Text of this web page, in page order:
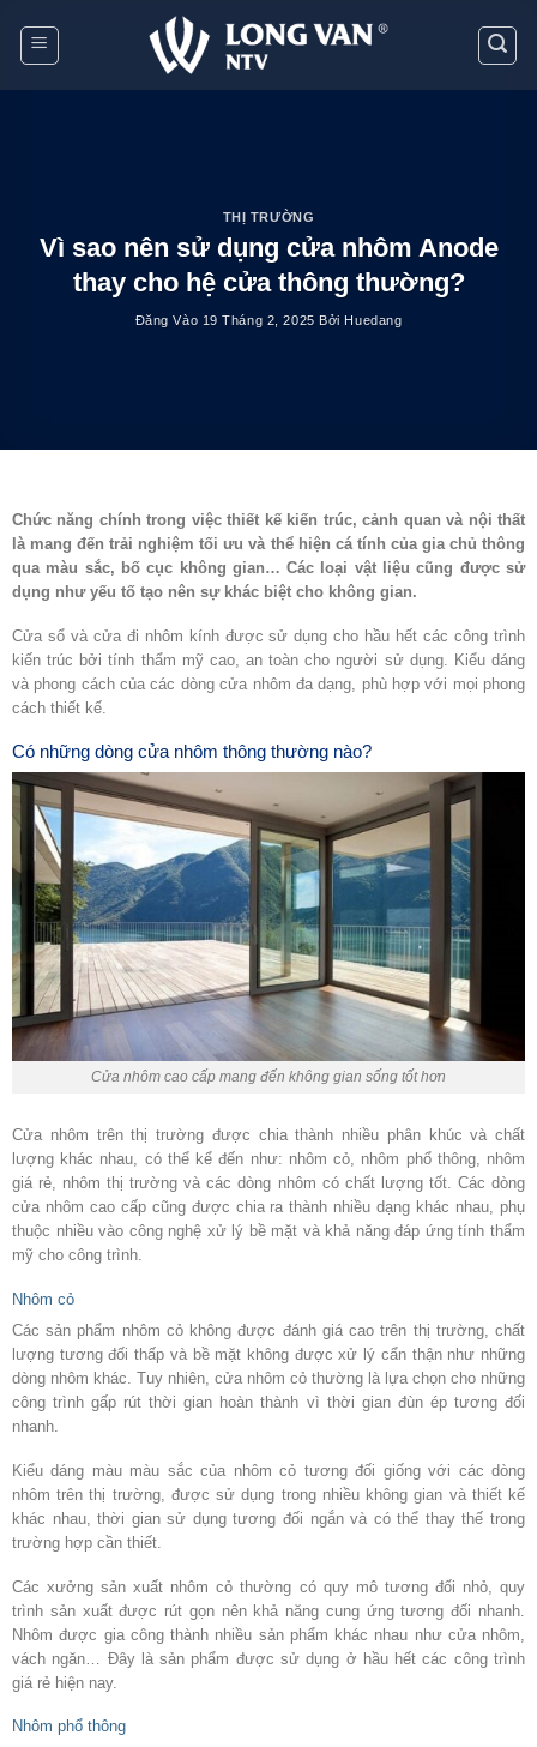
THỊ TRƯỜNG
Vì sao nên sử dụng cửa nhôm Anode
thay cho hệ cửa thông thường?
Đăng Vào 19 Tháng 2, 2025 Bởi Huedang
Chức năng chính trong việc thiết kế kiến trúc, cảnh quan và nội thất
là mang đến trải nghiệm tối ưu và thể hiện cá tính của gia chủ thông
qua màu sắc, bố cục không gian… Các loại vật liệu cũng được sử
dụng như yếu tố tạo nên sự khác biệt cho không gian.
Cửa sổ và cửa đi nhôm kính được sử dụng cho hầu hết các công trình
kiến trúc bởi tính thẩm mỹ cao, an toàn cho người sử dụng. Kiểu dáng
và phong cách của các dòng cửa nhôm đa dạng, phù hợp với mọi phong
cách thiết kế.
Có những dòng cửa nhôm thông thường nào?
Cửa nhôm cao cấp mang đến không gian sống tốt hơn
Cửa nhôm trên thị trường được chia thành nhiều phân khúc và chất
lượng khác nhau, có thể kể đến như: nhôm cỏ, nhôm phổ thông, nhôm
giá rẻ, nhôm thị trường và các dòng nhôm có chất lượng tốt. Các dòng
cửa nhôm cao cấp cũng được chia ra thành nhiều dạng khác nhau, phụ
thuộc nhiều vào công nghệ xử lý bề mặt và khả năng đáp ứng tính thẩm
mỹ cho công trình.
Nhôm cỏ
Các sản phẩm nhôm cỏ không được đánh giá cao trên thị trường, chất
lượng tương đối thấp và bề mặt không được xử lý cẩn thận như những
dòng nhôm khác. Tuy nhiên, cửa nhôm cỏ thường là lựa chọn cho những
công trình gấp rút thời gian hoàn thành vì thời gian đùn ép tương đối
nhanh.
Kiểu dáng màu màu sắc của nhôm cỏ tương đối giống với các dòng
nhôm trên thị trường, được sử dụng trong nhiều không gian và thiết kế
khác nhau, thời gian sử dụng tương đối ngắn và có thể thay thế trong
trường hợp cần thiết.
Các xưởng sản xuất nhôm cỏ thường có quy mô tương đối nhỏ, quy
trình sản xuất được rút gọn nên khả năng cung ứng tương đối nhanh.
Nhôm được gia công thành nhiều sản phẩm khác nhau như cửa nhôm,
vách ngăn… Đây là sản phẩm được sử dụng ở hầu hết các công trình
giá rẻ hiện nay.
Nhôm phổ thông